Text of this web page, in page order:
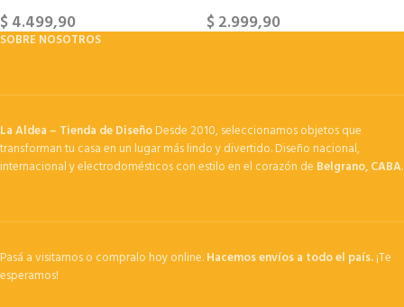
$4.499,90 $2.999,90
SOBRE NOSOTROS
La Aldea – Tienda de DiseñoDesde 2010, seleccionamos objetos que
transforman tu casa en un lugar más lindo y divertido. Diseño nacional,
internacional y electrodomésticos con estilo en el corazón de Belgrano, CABA.
Pasá a visitarnos o compralo hoy online.Hacemos envíos a todo el país.¡Te
esperamos!